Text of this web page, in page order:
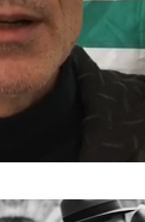
l
a
V